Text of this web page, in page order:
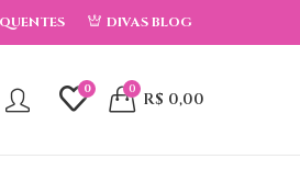
DIVAS BLOG
0 0 R$ 0,00